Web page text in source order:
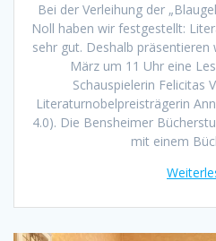
Bei der Verleihung der
Noll haben wir festgestellt:
sehr gut. Deshalb
März um 11 Uhr eine
Schauspielerin Felicitas
Literaturnobelpreisträgerin
4.0). Die Bensheimer
mit einem